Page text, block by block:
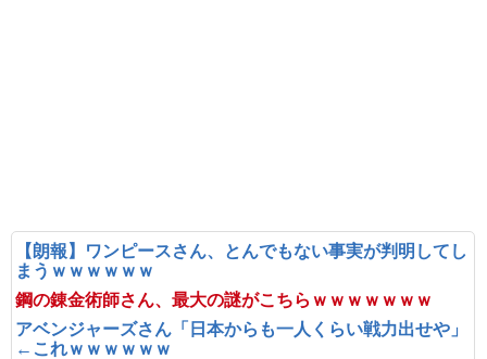
【朗報】ワンピースさん、とんでもない事実が判明してし
まうｗｗｗｗｗｗ
鋼の錬金術師さん、最大の謎がこちらｗｗｗｗｗｗｗ
アベンジャーズさん「日本からも一人くらい戦力出せや」
←これｗｗｗｗｗｗ